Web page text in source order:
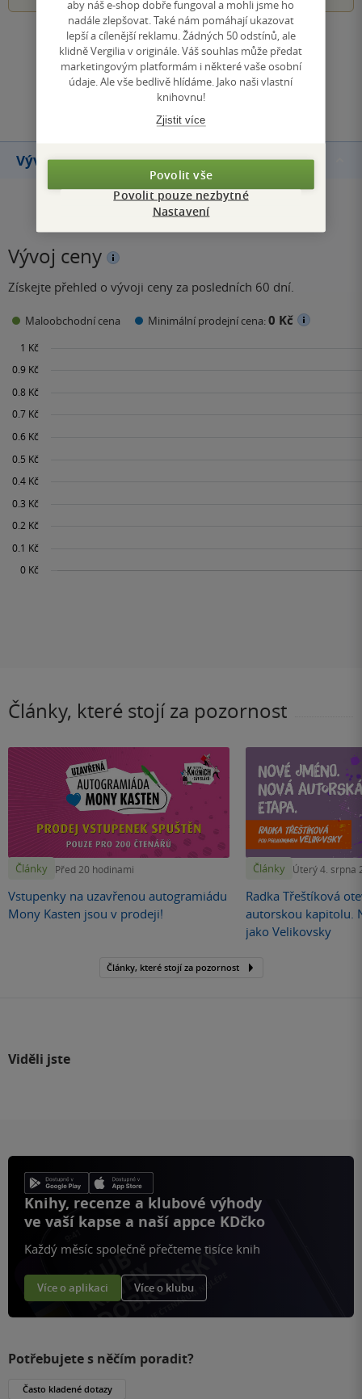
Zobrazit všechna hodnocení
Přidat hodnocení
Vývoj ceny
Vývoj ceny
Získejte přehled o vývoji ceny za posledních 60 dní.
Maloobchodní cena Minimální prodejní cena:0 Kč
Články, které stojí za pozornost
Články Před 20 hodinami
Vstupenky na uzavřenou autogramiádu
Mony Kasten jsou v prodeji!
Články Úterý 4. srpna
Radka Třeštíková
autorskou kapitolu.
jako Velikovsky
Články, které stojí za pozornost
Viděli jste
Knihy, recenze a klubové výhody
ve vaší kapse a naší appce KDčko
Každý měsíc společně přečteme tisíce knih
Více o aplikaci Více o klubu
Potřebujete s něčím poradit?
Často kladené dotazy
aby náš e-shop dobře fungoval a mohli jsme ho
nadále zlepšovat. Také nám pomáhají ukazovat
lepší a cílenější reklamu. Žádných 50 odstínů, ale
klidně Vergilia v originále. Váš souhlas může předat
marketingovým platformám i některé vaše osobní
údaje. Ale vše bedlivě hlídáme. Jako naši vlastní
knihovnu!
Zjistit více
Povolit vše
Povolit pouze nezbytné
Nastavení